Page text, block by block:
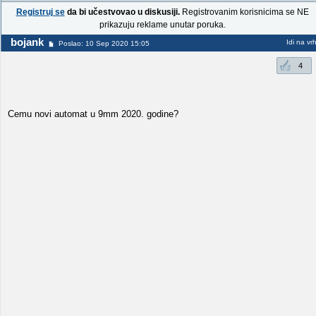
Registruj seda bi učestvovao u diskusiji.Registrovanim korisnicima se NE
prikazuju reklame unutar poruka.
bojank Poslao: 10 Sep 2020 15:05 Idi na vrh
4
Cemu novi automat u 9mm 2020. godine?